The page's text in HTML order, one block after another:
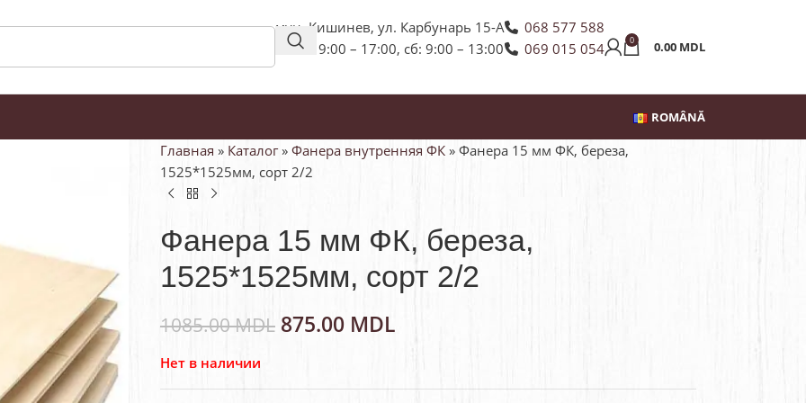
мун. Кишинев, ул. Карбунарь 15-А
пн-пт: 9:00 – 17:00, сб: 9:00 – 13:00
068 577 588
069 015 054
0 0.00 MDL
ROMÂNĂ
Главная » Каталог» Фанера внутренняя ФК» Фанера 15 мм ФК, береза,
1525*1525мм, сорт 2/2
Фанера 15 мм ФК, береза,
1525*1525мм, сорт 2/2
1085.00MDL 875.00 MDL
Нет в наличии